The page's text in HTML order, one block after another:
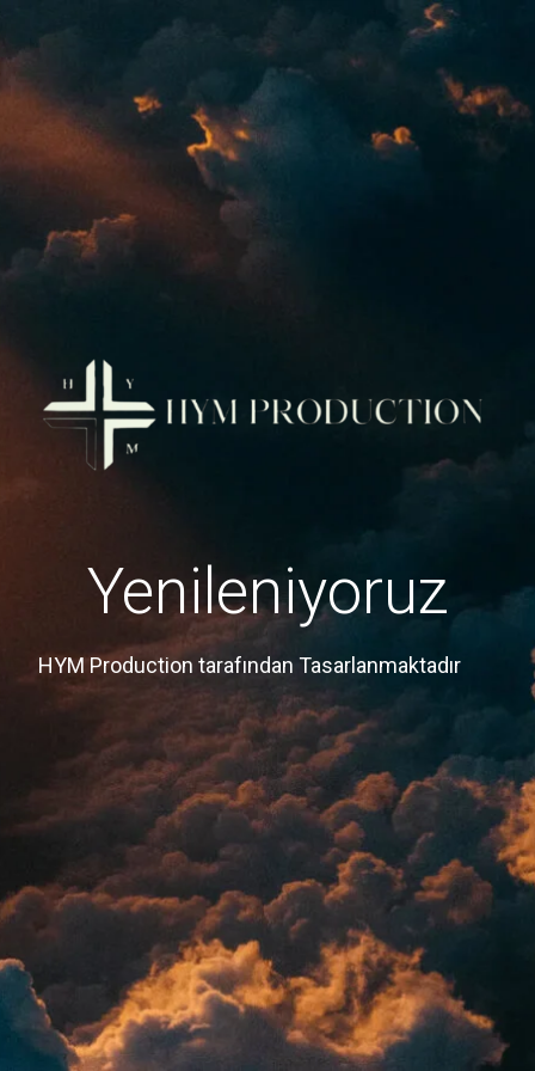
Yenileniyoruz
HYM Production tarafından Tasarlanmaktadır